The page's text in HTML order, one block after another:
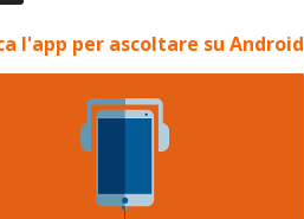
l'app per ascoltare su Android